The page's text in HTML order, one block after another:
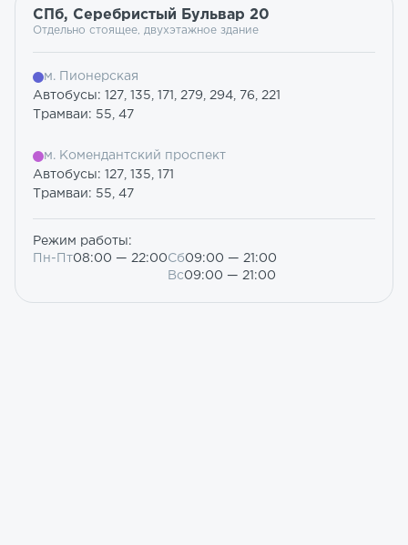
СПб, Серебристый Бульвар 20
Отдельно стоящее, двухэтажное здание
м. Пионерская
Автобусы: 127, 135, 171, 279, 294, 76, 221
Трамваи: 55, 47
м. Комендантский проспект
Автобусы: 127, 135, 171
Трамваи: 55, 47
Режим работы:
Пн-Пт08:00 — 22:00Сб09:00 — 21:00
Вс09:00 — 21:00